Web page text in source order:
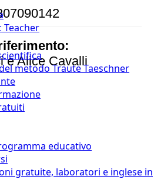
Teacher
metodo Traute Taeschner
educativo
gratuite, laboratori e inglese in
e Alice Cavalli